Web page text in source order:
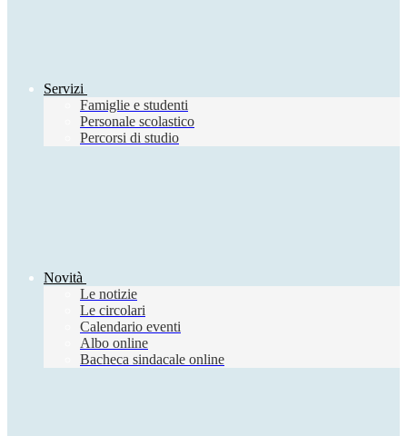
Servizi
Famiglie e studenti
Personale scolastico
Percorsi di studio
Novità
Le notizie
Le circolari
Calendario eventi
Albo online
Bacheca sindacale online